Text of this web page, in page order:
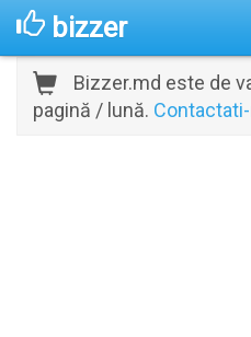
bizzer
Bizzer.md este de
pagină / lună.